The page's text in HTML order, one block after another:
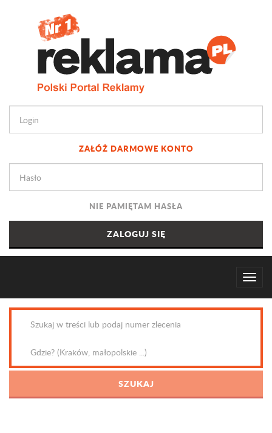
ZAŁÓŻ DARMOWE KONTO
NIE PAMIĘTAM HASŁA